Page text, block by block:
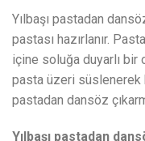
Yılbaşı pastadan
pastası hazırlanır.
içine soluğa duyarlı bir
pasta üzeri süslenerek
pastadan dansöz
Yılbaşı pastadan